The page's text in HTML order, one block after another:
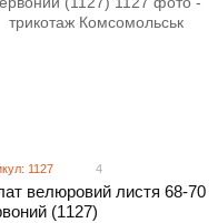
1127 4
велюровий листя 68-70
(1127)